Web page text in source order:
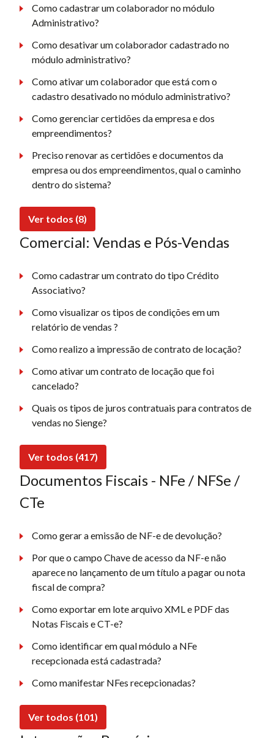
Como cadastrar um colaborador no módulo
Administrativo?
Como desativar um colaborador cadastrado no
módulo administrativo?
Como ativar um colaborador que está com o
cadastro desativado no módulo administrativo?
Como gerenciar certidões da empresa e dos
empreendimentos?
Preciso renovar as certidões e documentos da
empresa ou dos empreendimentos, qual o caminho
dentro do sistema?
Ver todos (8)
Comercial: Vendas e Pós-Vendas
Como cadastrar um contrato do tipo Crédito
Associativo?
Como visualizar os tipos de condições em um
relatório de vendas ?
Como realizo a impressão de contrato de locação?
Como ativar um contrato de locação que foi
cancelado?
Quais os tipos de juros contratuais para contratos de
vendas no Sienge?
Ver todos (417)
Documentos Fiscais - NFe / NFSe /
CTe
Como gerar a emissão de NF-e de devolução?
Por que o campo Chave de acesso da NF-e não
aparece no lançamento de um título a pagar ou nota
fiscal de compra?
Como exportar em lote arquivo XML e PDF das
Notas Fiscais e CT-e?
Como identificar em qual módulo a NFe
recepcionada está cadastrada?
Como manifestar NFes recepcionadas?
Ver todos (101)